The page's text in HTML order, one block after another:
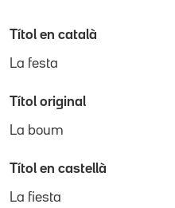
Títol en català
La festa
Títol original
La boum
Títol en castellà
La fiesta